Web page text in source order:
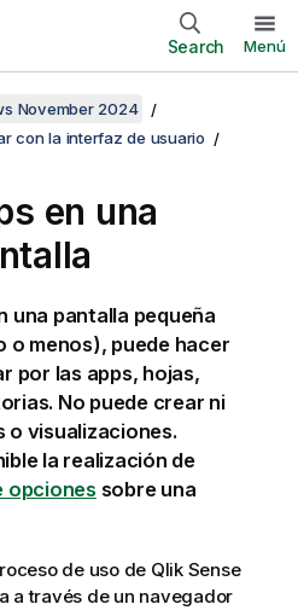
Search Menú
November 2024
con la interfaz de usuario
en una
una pantalla pequeña
o menos), puede hacer
por las apps, hojas,
No puede crear ni
o visualizaciones.
la realización de
opciones sobre una
de uso de Qlik Sense
a través de un navegador